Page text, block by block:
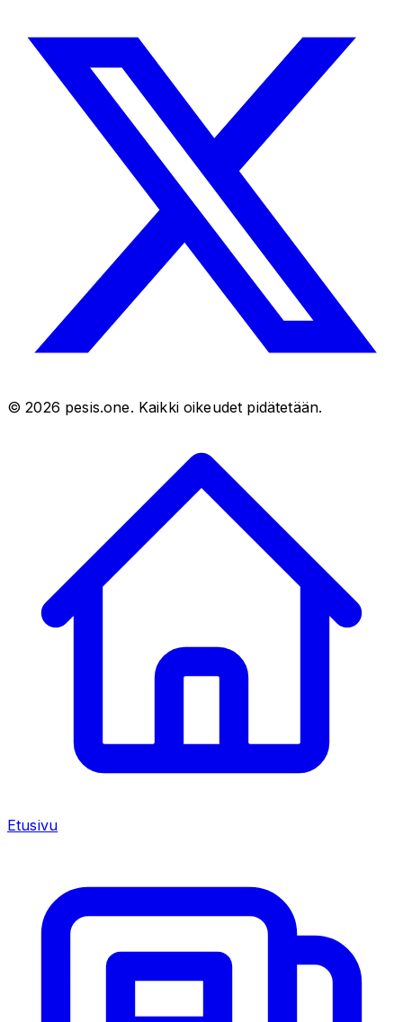
©2026 pesis.one. Kaikki oikeudet pidätetään.
Etusivu